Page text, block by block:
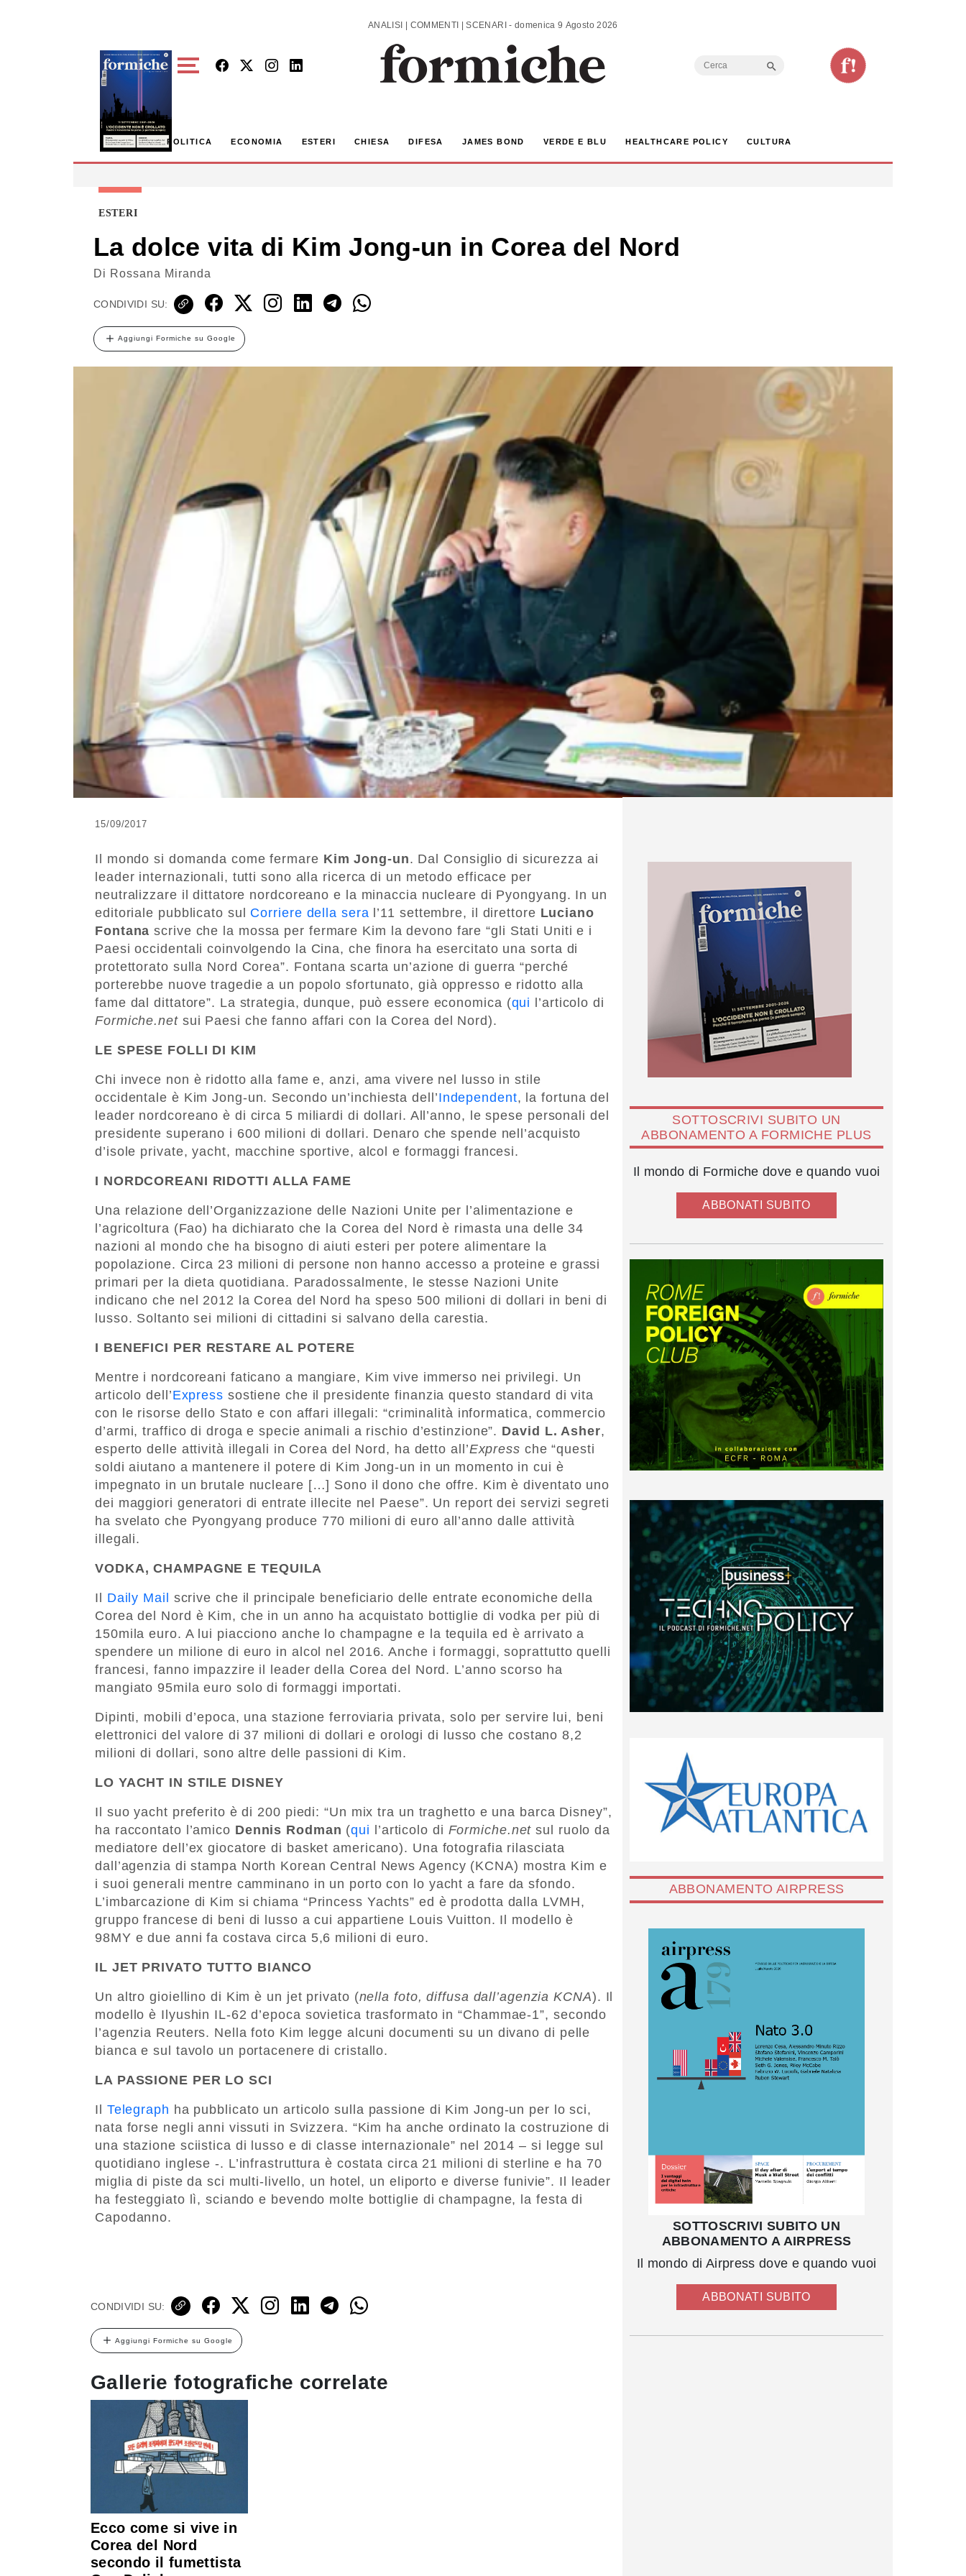
ANALISI | COMMENTI | SCENARI - domenica 9 Agosto 2026
Search
POLITICA ECONOMIA ESTERI CHIESA DIFESA JAMES BOND VERDE E BLU HEALTHCARE POLICY CULTURA
ESTERI
La dolce vita di Kim Jong-un in Corea del Nord
Di Rossana Miranda
CONDIVIDI SU:
Aggiungi Formiche su Google
15/09/2017
Il mondo si domanda come fermare Kim Jong-un. Dal Consiglio di sicurezza ai
leader internazionali, tutti sono alla ricerca di un metodo efficace per
neutralizzare il dittatore nordcoreano e la minaccia nucleare di Pyongyang. In un
editoriale pubblicato sul Corriere della sera l’11 settembre, il direttore Luciano
Fontana scrive che la mossa per fermare Kim la devono fare “gli Stati Uniti e i
Paesi occidentali coinvolgendo la Cina, che finora ha esercitato una sorta di
protettorato sulla Nord Corea”. Fontana scarta un’azione di guerra “perché
porterebbe nuove tragedie a un popolo sfortunato, già oppresso e ridotto alla
fame dal dittatore”. La strategia, dunque, può essere economica (qui l’articolo di
Formiche.netsui Paesi che fanno affari con la Corea del Nord).
LE SPESE FOLLI DI KIM
Chi invece non è ridotto alla fame e, anzi, ama vivere nel lusso in stile
occidentale è Kim Jong-un. Secondo un’inchiesta dell’Independent, la fortuna del
leader nordcoreano è di circa 5 miliardi di dollari. All’anno, le spese personali del
presidente superano i 600 milioni di dollari. Denaro che spende nell’acquisto
d’isole private, yacht, macchine sportive, alcol e formaggi francesi.
I NORDCOREANI RIDOTTI ALLA FAME
Una relazione dell’Organizzazione delle Nazioni Unite per l’alimentazione e
l’agricoltura (Fao) ha dichiarato che la Corea del Nord è rimasta una delle 34
nazioni al mondo che ha bisogno di aiuti esteri per potere alimentare la
popolazione. Circa 23 milioni di persone non hanno accesso a proteine e grassi
primari per la dieta quotidiana. Paradossalmente, le stesse Nazioni Unite
indicano che nel 2012 la Corea del Nord ha speso 500 milioni di dollari in beni di
lusso. Soltanto sei milioni di cittadini si salvano della carestia.
I BENEFICI PER RESTARE AL POTERE
Mentre i nordcoreani faticano a mangiare, Kim vive immerso nei privilegi. Un
articolo dell’Express sostiene che il presidente finanzia questo standard di vita
con le risorse dello Stato e con affari illegali: “criminalità informatica, commercio
d’armi, traffico di droga e specie animali a rischio d’estinzione”. David L. Asher,
esperto delle attività illegali in Corea del Nord, ha detto all’Express che “questi
soldi aiutano a mantenere il potere di Kim Jong-un in un momento in cui è
impegnato in un brutale nucleare […] Sono il dono che offre. Kim è diventato uno
dei maggiori generatori di entrate illecite nel Paese”. Un report dei servizi segreti
ha svelato che Pyongyang produce 770 milioni di euro all’anno dalle attività
illegali.
VODKA, CHAMPAGNE E TEQUILA
Il Daily Mail scrive che il principale beneficiario delle entrate economiche della
Corea del Nord è Kim, che in un anno ha acquistato bottiglie di vodka per più di
150mila euro. A lui piacciono anche lo champagne e la tequila ed è arrivato a
spendere un milione di euro in alcol nel 2016. Anche i formaggi, soprattutto quelli
francesi, fanno impazzire il leader della Corea del Nord. L’anno scorso ha
mangiato 95mila euro solo di formaggi importati.
Dipinti, mobili d’epoca, una stazione ferroviaria privata, solo per servire lui, beni
elettronici del valore di 37 milioni di dollari e orologi di lusso che costano 8,2
milioni di dollari, sono altre delle passioni di Kim.
LO YACHT IN STILE DISNEY
Il suo yacht preferito è di 200 piedi: “Un mix tra un traghetto e una barca Disney”,
ha raccontato l’amico Dennis Rodman (qui l’articolo di Formiche.net sul ruolo da
mediatore dell’ex giocatore di basket americano). Una fotografia rilasciata
dall’agenzia di stampa North Korean Central News Agency (KCNA) mostra Kim e
i suoi generali mentre camminano in un porto con lo yacht a fare da sfondo.
L’imbarcazione di Kim si chiama “Princess Yachts” ed è prodotta dalla LVMH,
gruppo francese di beni di lusso a cui appartiene Louis Vuitton. Il modello è
98MY e due anni fa costava circa 5,6 milioni di euro.
IL JET PRIVATO TUTTO BIANCO
Un altro gioiellino di Kim è un jet privato (nella foto, diffusa dall’agenzia KCNA). Il
modello è Ilyushin IL-62 d’epoca sovietica trasformato in “Chammae-1”, secondo
l’agenzia Reuters. Nella foto Kim legge alcuni documenti su un divano di pelle
bianca e sul tavolo un portacenere di cristallo.
LA PASSIONE PER LO SCI
Il Telegraph ha pubblicato un articolo sulla passione di Kim Jong-un per lo sci,
nata forse negli anni vissuti in Svizzera. “Kim ha anche ordinato la costruzione di
una stazione sciistica di lusso e di classe internazionale” nel 2014 – si legge sul
quotidiano inglese -. L’infrastruttura è costata circa 21 milioni di sterline e ha 70
miglia di piste da sci multi-livello, un hotel, un eliporto e diverse funivie”. Il leader
ha festeggiato lì, sciando e bevendo molte bottiglie di champagne, la festa di
Capodanno.
CONDIVIDI SU:
Aggiungi Formiche su Google
Gallerie fotografiche correlate
Ecco come si vive in
Corea del Nord
secondo il fumettista
SOTTOSCRIVI SUBITO UN
ABBONAMENTO A FORMICHE PLUS
Il mondo di Formiche dove e quando vuoi
ABBONATI SUBITO
ABBONAMENTO AIRPRESS
SOTTOSCRIVI SUBITO UN
ABBONAMENTO A AIRPRESS
Il mondo di Airpress dove e quando vuoi
ABBONATI SUBITO